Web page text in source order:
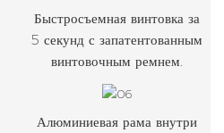
Быстросъемная винтовка за
5 секунд с запатентованным
винтовочным ремнем.
Алюминиевая рама внутри